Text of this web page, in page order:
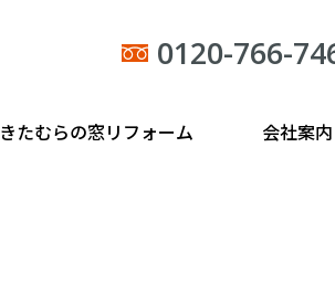
0120-766-
きたむらの窓リフォーム 会社案内